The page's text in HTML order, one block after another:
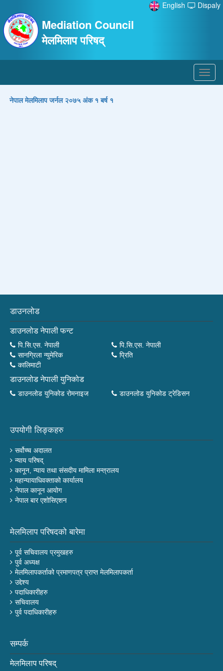
Dispaly
English
Mediation Council
मेलमिलाप परिषद्
नेपाल मेलमिलाप जर्नल २०७५ अंक १ बर्ष १
डाउनलोड
डाउनलोड नेपाली फन्ट
पि.सि.एस. नेपाली
पि.सि.एस. नेपाली
सानग्रिला न्युमेरिक
प्रिति
कालिमाटी
डाउनलोड नेपाली युनिकोड
डाउनलोड युनिकोड रोमनाइज डाउनलोड युनिकोड ट्रेडिसन
उपयोगी लिङ्कहरु
सर्वोच्च अदालत
न्याय परिषद्
कानून, न्याय तथा संसदीय मामिला मन्त्रालय
महान्यायाधिवक्ताको कार्यालय
नेपाल कानून आयोग
नेपाल बार एशोसिएशन
मेलमिलाप परिषदको बारेमा
पूर्व सचिवालय प्रमुखहरु
पुर्व अध्यक्ष
मेलमिलापकर्ताको प्रमाणपत्र प्राप्त मेलमिलापकर्ता
उद्देश्य
पदाधिकारीहरु
सचिवालय
पुर्व पदाधिकारीहरु
सम्पर्क
मेलमिलाप परिषद्